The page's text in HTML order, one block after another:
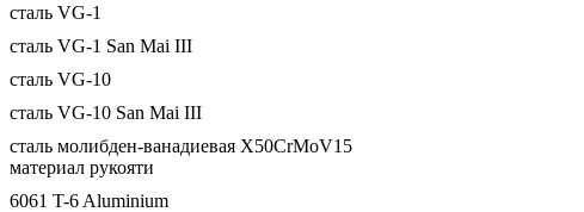
сталь VG-1
сталь VG-1 San Mai III
сталь VG-10
сталь VG-10 San Mai III
сталь молибден-ванадиевая X50CrMoV15
материал рукояти
6061 T-6 Aluminium